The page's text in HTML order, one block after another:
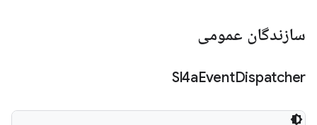
سازندگان عمومی
Sl4aEventDispatcher